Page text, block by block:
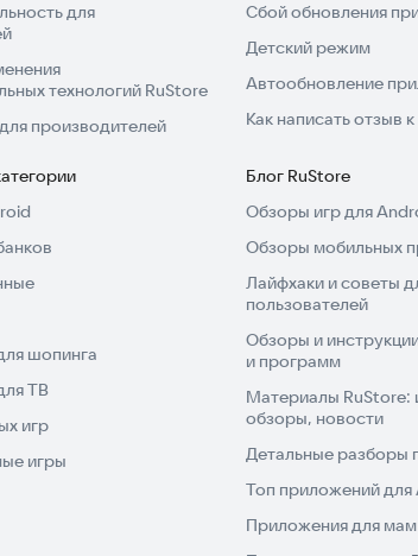
для
технологий RuStore
производителей
Сбой обновления
Детский режим
Автообновление
Как написать отзыв
шопинга
ТВ
игр
игры
Блог RuStore
Обзоры игр для
Обзоры мобильных
Лайфхаки и советы
пользователей
Обзоры и
и программ
Материалы RuStore:
обзоры, новости
Детальные разборы
Топ приложений для
Приложения для мам